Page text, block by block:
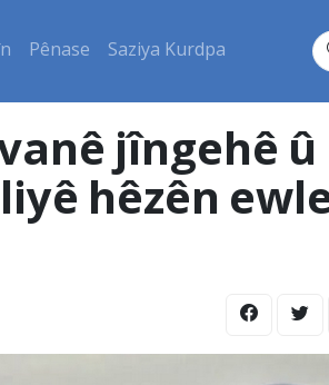
Pênase Saziya Kurdpa
jîngehê û
hêzên